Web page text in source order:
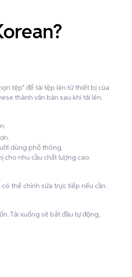
tệp" để tải tệp lên từ thiết bị của
thành văn bản sau khi tải lên.
dùng phổ thông.
cho nhu cầu chất lượng cao.
thể chỉnh sửa trực tiếp nếu cần.
Tải xuống sẽ bắt đầu tự động,